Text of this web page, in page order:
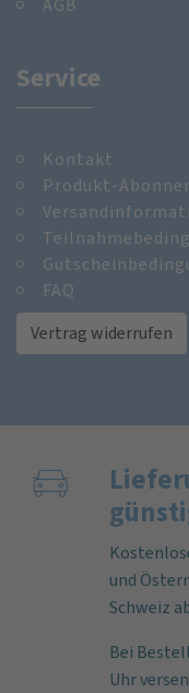
AGB
Service
Kontakt
Produkt-
FAQ
Vertrag widerrufen
und
Schweiz
Bei
Uhr